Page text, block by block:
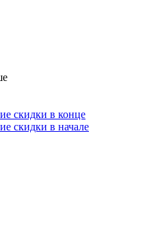
скидки в конце
скидки в начале